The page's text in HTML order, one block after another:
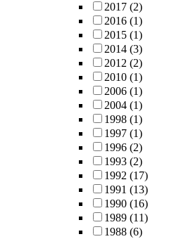
2017 (2)
2016 (1)
2015 (1)
2014 (3)
2012 (2)
2010 (1)
2006 (1)
2004 (1)
1998 (1)
1997 (1)
1996 (2)
1993 (2)
1992 (17)
1991 (13)
1990 (16)
1989 (11)
1988 (6)